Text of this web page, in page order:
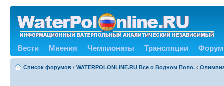
Вести Мнения Чемпионаты Трансляции Форум
Список форумов ‹ WATERPOLONLINE.RU Все о Водном Поло. ‹